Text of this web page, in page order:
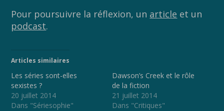
Pour poursuivre la réflexion, un article et un
podcast.
Articles similaires
Les séries sont-elles
sexistes ?
20 juillet 2014
Dans "Sériesophie"
Dawson’s Creek et le rôle
de la fiction
21 juillet 2014
Dans "Critiques"